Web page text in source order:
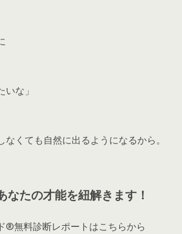
いな」
なくても自然に出るようになるから。
なたの才能を紐解きます！
®︎無料診断レポートはこちらから